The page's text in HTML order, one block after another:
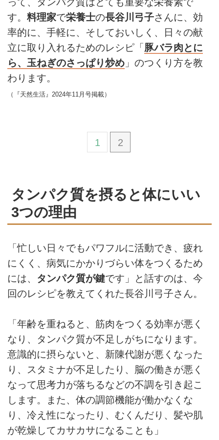
す。 料理家で栄養士の長谷川弓子さんに、効
率的に、手軽に、そしておいしく、日々の献
立に取り入れるためのレシピ「 豚バラ肉とに
ら、玉ねぎのさっぱり炒め 」のつくり方を教
わります。
（『天然生活』2024年11月号掲載）
1 2
タンパク質を摂ると体にいい
3つの理由
「忙しい日々でもパワフルに活動でき、疲れ
にくく、病気にかかりづらい体をつくるため
には、 タンパク質が鍵です」と話すのは、今
回のレシピを教えてくれた長谷川弓子さん。
「年齢を重ねると、筋肉をつくる効率が悪く
なり、タンパク質が不足しがちになります。
意識的に摂らないと、新陳代謝が悪くなった
り、スタミナが不足したり、脳の働きが悪く
なって思考力が落ちるなどの不調を引き起こ
します。また、体の調節機能が働かなくな
り、冷え性になったり、むくんだり、髪や肌
が乾燥してカサカサになることも」